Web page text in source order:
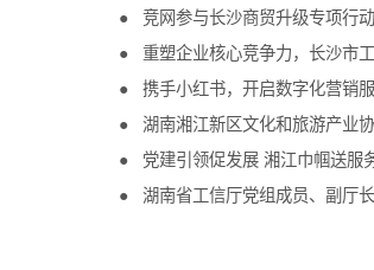
竞网参与长沙商贸升级专项行
重塑企业核心竞争力，长沙市
携手小红书，开启数字化营销
湖南湘江新区文化和旅游产业
党建引领促发展 湘江巾帼送服
湖南省工信厅党组成员、副厅